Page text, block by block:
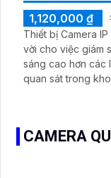
1,120,000 ₫
Thiết bị Camera IP
vời cho việc giám sát ban đêm.
sáng cao hơn các
quan sát trong
bao giờ hết
CAMERA